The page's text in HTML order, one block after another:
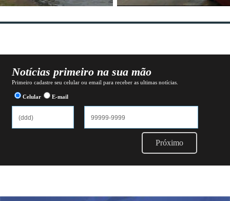
Notícias primeiro na sua mão
Primeiro cadastre seu celular ou email para receber as ultimas notícias.
Celular E-mail
Próximo